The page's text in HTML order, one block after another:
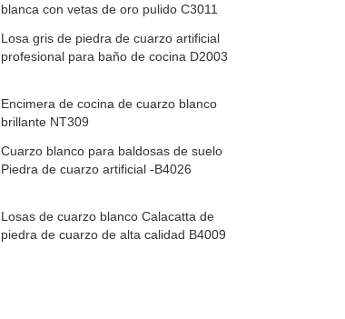
blanca con vetas de oro pulido C3011
Losa gris de piedra de cuarzo artificial
profesional para baño de cocina D2003
Encimera de cocina de cuarzo blanco
brillante NT309
Cuarzo blanco para baldosas de suelo
Piedra de cuarzo artificial -B4026
Losas de cuarzo blanco Calacatta de
piedra de cuarzo de alta calidad B4009